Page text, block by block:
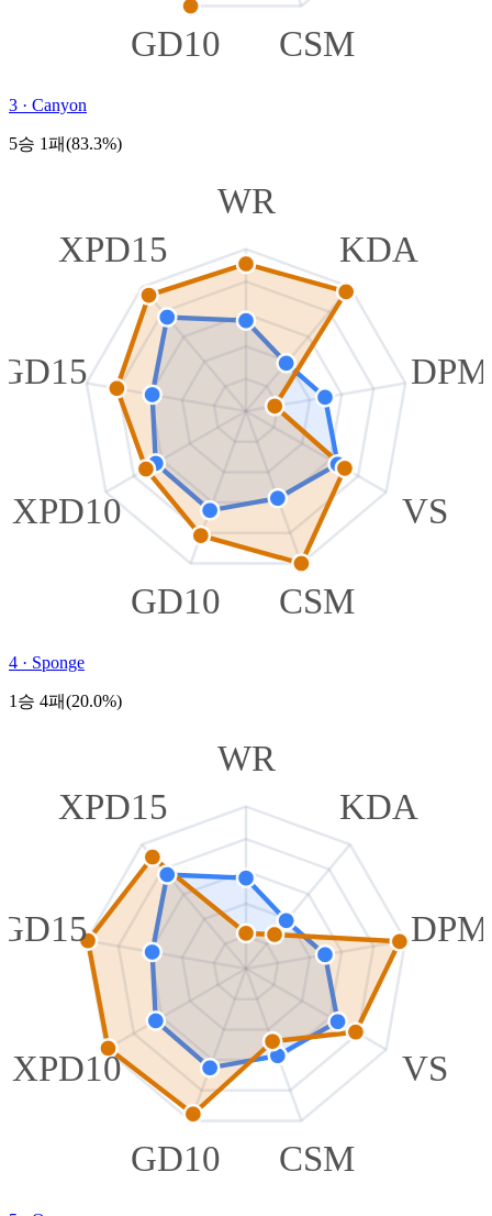
CSM
GD10
3 · Canyon
5승 1패(83.3%)
WR
KDA
DPM
VS
CSM
GD10
XPD10
XPD15
4 · Sponge
1승 4패(20.0%)
WR
KDA
DPM
VS
CSM
GD10
XPD10
XPD15